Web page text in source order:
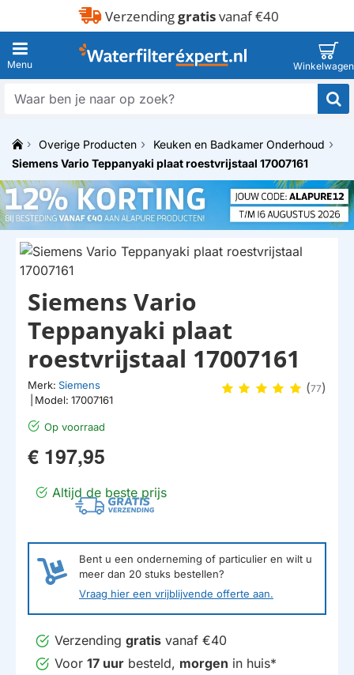
Verzendinggratisvanaf €40
Waar
naar
oph
m
e
Overige Producten
Keuken en Badkamer Onderhoud
Siemens Vario Teppanyaki plaat roestvrijstaal 17007161
Op voorraad
Siemens Vario
Teppanyaki plaat
roestvrijstaal 17007161
Merk: Siemens
Model: 17007161
(77)
€ 197,95
Altijd de beste prijs
Bent u een onderneming of particulier en wilt u
meer dan 20 stuks bestellen?
Vraag hier een vrijblijvende offerte aan.
Verzending gratis vanaf €40
Voor 17 uur besteld, morgen in huis*